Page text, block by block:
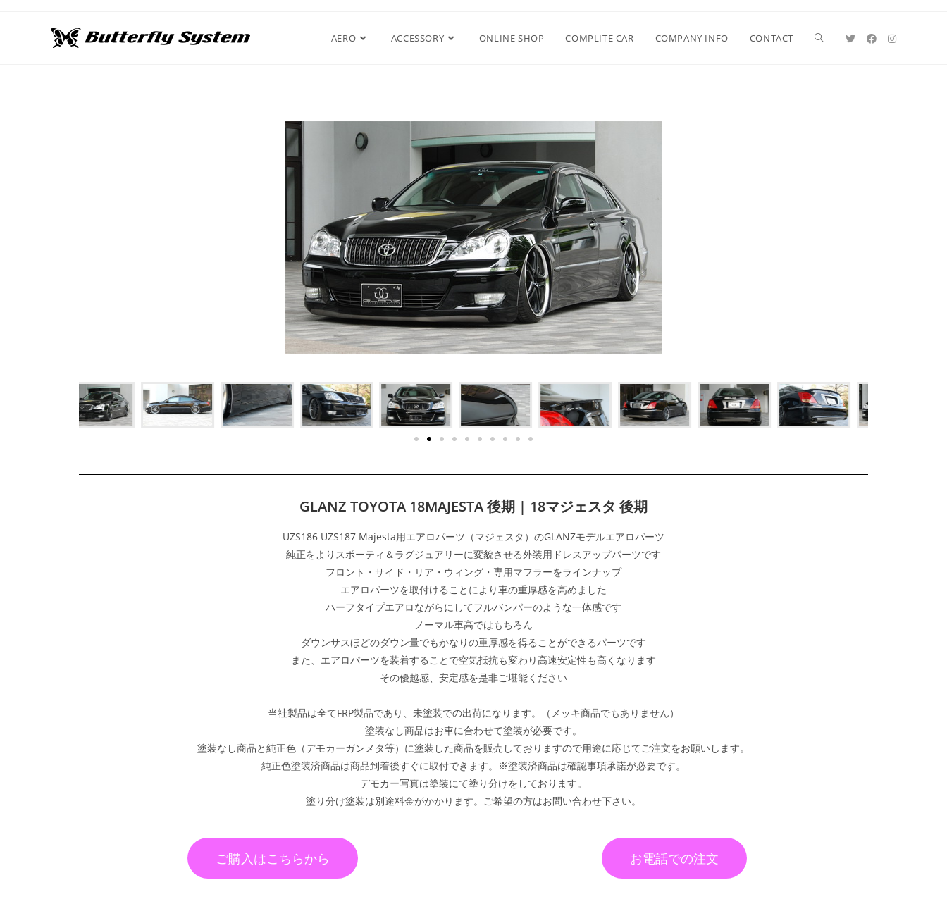
AERO ACCESSORY ONLINE SHOP COMPLITE CAR COMPANY INFO CONTACT
GLANZ TOYOTA 18MAJESTA 後期 | 18マジェスタ 後期
UZS186 UZS187 Majesta用エアロパーツ（マジェスタ）のGLANZモデルエアロパーツ
純正をよりスポーティ＆ラグジュアリーに変貌させる外装用ドレスアップパーツです
フロント・サイド・リア・ウィング・専用マフラーをラインナップ
エアロパーツを取付けることにより車の重厚感を高めました
ハーフタイプエアロながらにしてフルバンパーのような一体感です
ノーマル車高ではもちろん
ダウンサスほどのダウン量でもかなりの重厚感を得ることができるパーツです
また、エアロパーツを装着することで空気抵抗も変わり高速安定性も高くなります
その優越感、安定感を是非ご堪能ください
当社製品は全てFRP製品であり、未塗装での出荷になります。（メッキ商品でもありません）
塗装なし商品はお車に合わせて塗装が必要です。
塗装なし商品と純正色（デモカーガンメタ等）に塗装した商品を販売しておりますので用途に応じてご注文をお願いします。
純正色塗装済商品は商品到着後すぐに取付できます。※塗装済商品は確認事項承諾が必要です。
デモカー写真は塗装にて塗り分けをしております。
塗り分け塗装は別途料金がかかります。ご希望の方はお問い合わせ下さい。
ご購入はこちらから お電話での注文